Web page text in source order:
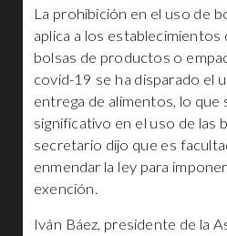
La prohibición en el uso de
aplica a los establecimientos
bolsas de productos o
covid-19 se ha disparado el
entrega de alimentos, lo
significativo en el uso de las
secretario dijo que es
enmendar la ley para
exención.
Iván Báez, presidente de la